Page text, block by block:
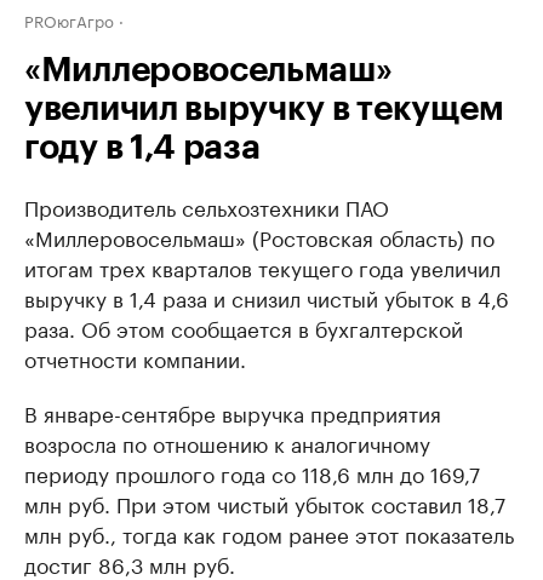
PROюгАгро
«Миллеровосельмаш»
увеличил выручку в текущем
году в 1,4 раза
Производитель сельхозтехники ПАО
«Миллеровосельмаш» (Ростовская область) по
итогам трех кварталов текущего года увеличил
выручку в 1,4 раза и снизил чистый убыток в 4,6
раза. Об этом сообщается в бухгалтерской
отчетности компании.
В январе-сентябре выручка предприятия
возросла по отношению к аналогичному
периоду прошлого года со 118,6 млн до 169,7
млн руб. При этом чистый убыток составил 18,7
млн руб., тогда как годом ранее этот показатель
достиг 86,3 млн руб.